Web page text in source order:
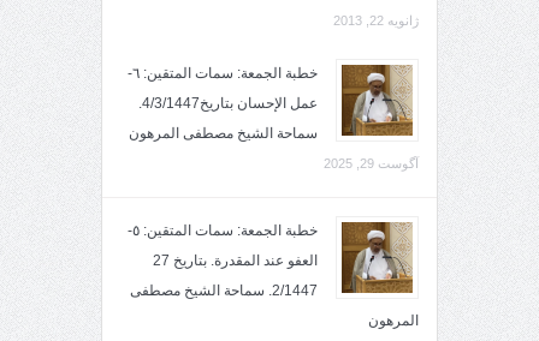
ژانویه 22, 2013
خطبة الجمعة: سمات المتقين: ٦-
عمل الإحسان بتاريخ4/3/1447.
سماحة الشيخ مصطفى المرهون
آگوست 29, 2025
خطبة الجمعة: سمات المتقين: ٥-
العفو عند المقدرة. بتاريخ 27
2/1447. سماحة الشيخ مصطفى
المرهون